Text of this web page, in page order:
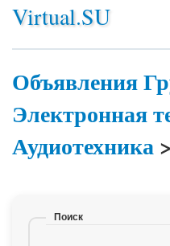
Virtual.SU
Объявления
Электронная
Аудиотехника>
Поиск